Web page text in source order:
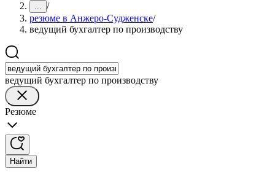
... /
резюме в Анжеро-Судженске/
ведущий бухгалтер по производству
ведущий бухгалтер по производству
Резюме
Найти